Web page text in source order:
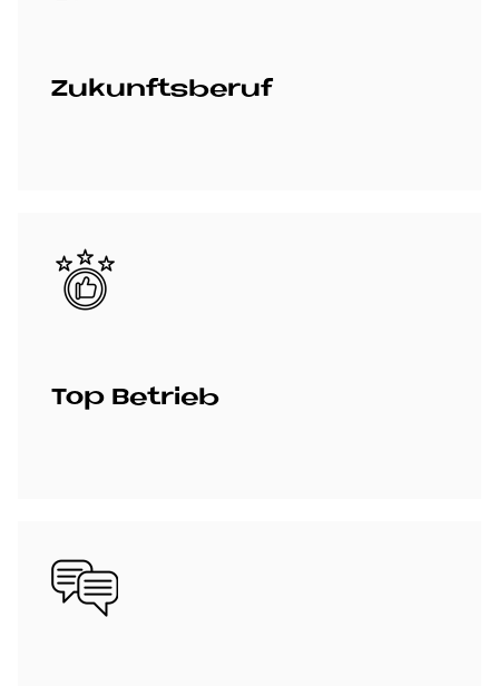
Zu­kunfts­be­ruf
Bild
Top Be­trieb
Bild